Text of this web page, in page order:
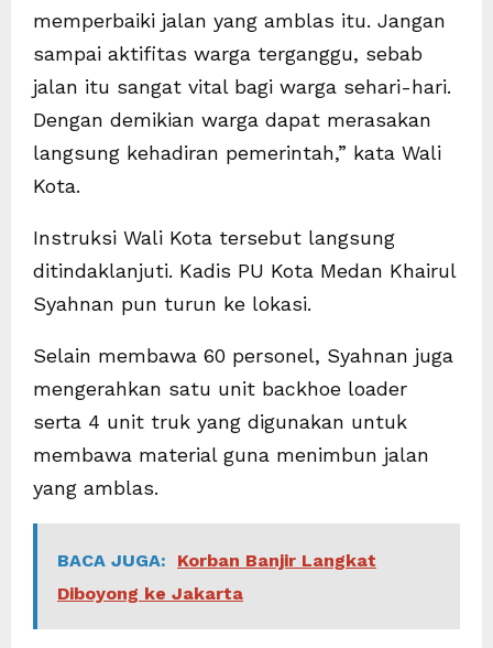
memperbaiki jalan yang amblas itu. Jangan
sampai aktifitas warga terganggu, sebab
jalan itu sangat vital bagi warga sehari-hari.
Dengan demikian warga dapat merasakan
langsung kehadiran pemerintah,” kata Wali
Kota.
Instruksi Wali Kota tersebut langsung
ditindaklanjuti. Kadis PU Kota Medan Khairul
Syahnan pun turun ke lokasi.
Selain membawa 60 personel, Syahnan juga
mengerahkan satu unit backhoe loader
serta 4 unit truk yang digunakan untuk
membawa material guna menimbun jalan
yang amblas.
BACA JUGA:
Korban Banjir Langkat
Diboyong ke Jakarta